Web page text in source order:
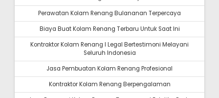
Perawatan Kolam Renang Bulananan Terpercaya
Biaya Buat Kolam Renang Terbaru Untuk Saat Ini
Kontraktor Kolam Renang I Legal Bertestimoni Melayani
Seluruh Indonesia
Jasa Pembuatan Kolam Renang Profesional
Kontraktor Kolam Renang Berpengalaman